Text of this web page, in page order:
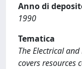
Anno di
1990
Tematica
The Electrical
covers resources